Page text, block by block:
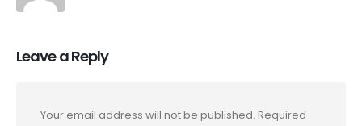
Leave a Reply
Your email address will not be published. Required